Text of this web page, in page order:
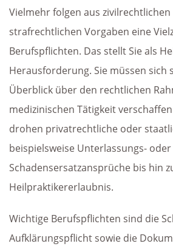
Vielmehr folgen aus
strafrechtlichen Vorgaben eine
Berufspflichten. Das stellt Sie als
Herausforderung. Sie müssen sich
Überblick über den rechtlichen
medizinischen Tätigkeit
drohen privatrechtliche oder
beispielsweise Unterlassungs- oder
Schadensersatzansprüche bis hin
Heilpraktikererlaubnis.
Wichtige Berufspflichten sind die
Aufklärungspflicht sowie die